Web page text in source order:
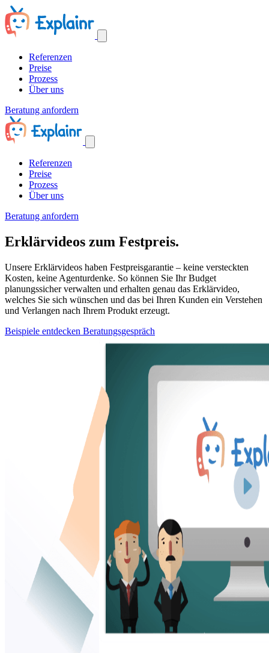
Referenzen
Preise
Prozess
Über uns
Beratung anfordern
Referenzen
Preise
Prozess
Über uns
Beratung anfordern
Erklärvideos zum Festpreis.
Unsere Erklärvideos haben Festpreisgarantie – keine versteckten
Kosten, keine Agenturdenke. So können Sie Ihr Budget
planungssicher verwalten und erhalten genau das Erklärvideo,
welches Sie sich wünschen und das bei Ihren Kunden ein Verstehen
und Verlangen nach Ihrem Produkt erzeugt.
Beispiele entdecken Beratungsgespräch